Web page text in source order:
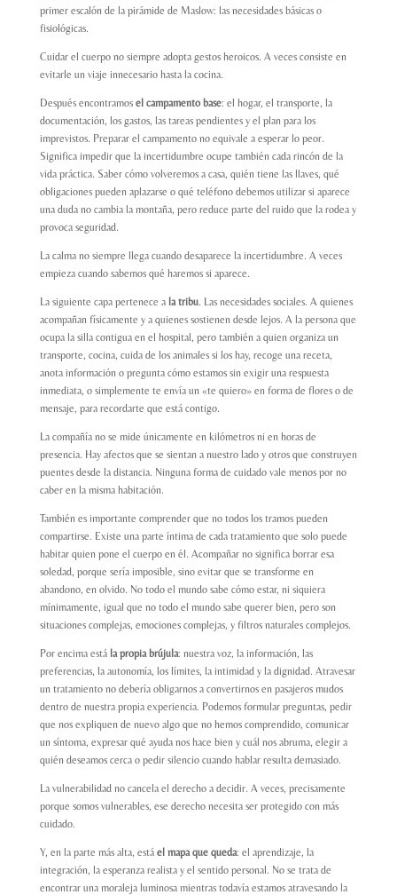
primer escalón de la pirámide de Maslow: las necesidades básicas o
fisiológicas.
Cuidar el cuerpo no siempre adopta gestos heroicos. A veces consiste en
evitarle un viaje innecesario hasta la cocina.
Después encontramos el campamento base: el hogar, el transporte, la
documentación, los gastos, las tareas pendientes y el plan para los
imprevistos. Preparar el campamento no equivale a esperar lo peor.
Significa impedir que la incertidumbre ocupe también cada rincón de la
vida práctica. Saber cómo volveremos a casa, quién tiene las llaves, qué
obligaciones pueden aplazarse o qué teléfono debemos utilizar si aparece
una duda no cambia la montaña, pero reduce parte del ruido que la rodea y
provoca seguridad.
La calma no siempre llega cuando desaparece la incertidumbre. A veces
empieza cuando sabemos qué haremos si aparece.
La siguiente capa pertenece a la tribu. Las necesidades sociales. A quienes
acompañan físicamente y a quienes sostienen desde lejos. A la persona que
ocupa la silla contigua en el hospital, pero también a quien organiza un
transporte, cocina, cuida de los animales si los hay, recoge una receta,
anota información o pregunta cómo estamos sin exigir una respuesta
inmediata, o simplemente te envía un «te quiero» en forma de flores o de
mensaje, para recordarte que está contigo.
La compañía no se mide únicamente en kilómetros ni en horas de
presencia. Hay afectos que se sientan a nuestro lado y otros que construyen
puentes desde la distancia. Ninguna forma de cuidado vale menos por no
caber en la misma habitación.
También es importante comprender que no todos los tramos pueden
compartirse. Existe una parte íntima de cada tratamiento que solo puede
habitar quien pone el cuerpo en él. Acompañar no significa borrar esa
soledad, porque sería imposible, sino evitar que se transforme en
abandono, en olvido. No todo el mundo sabe cómo estar, ni siquiera
mínimamente, igual que no todo el mundo sabe querer bien, pero son
situaciones complejas, emociones complejas, y filtros naturales complejos.
Por encima está la propia brújula: nuestra voz, la información, las
preferencias, la autonomía, los límites, la intimidad y la dignidad. Atravesar
un tratamiento no debería obligarnos a convertirnos en pasajeros mudos
dentro de nuestra propia experiencia. Podemos formular preguntas, pedir
que nos expliquen de nuevo algo que no hemos comprendido, comunicar
un síntoma, expresar qué ayuda nos hace bien y cuál nos abruma, elegir a
quién deseamos cerca o pedir silencio cuando hablar resulta demasiado.
La vulnerabilidad no cancela el derecho a decidir. A veces, precisamente
porque somos vulnerables, ese derecho necesita ser protegido con más
cuidado.
Y, en la parte más alta, está el mapa que queda: el aprendizaje, la
integración, la esperanza realista y el sentido personal. No se trata de
encontrar una moraleja luminosa mientras todavía estamos atravesando la